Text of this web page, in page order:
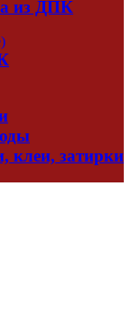
из ДПК
клеи, затирки